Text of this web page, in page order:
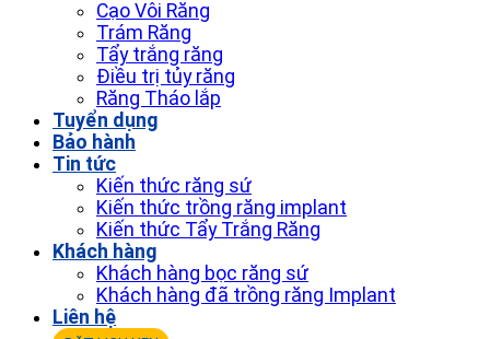
Cạo Vôi Răng
Trám Răng
Tẩy trắng răng
Điều trị tủy răng
Răng Tháo lắp
Tuyển dụng
Bảo hành
Tin tức
Kiến thức răng sứ
Kiến thức trồng răng implant
Kiến thức Tẩy Trắng Răng
Khách hàng
Khách hàng bọc răng sứ
Khách hàng đã trồng răng Implant
Liên hệ